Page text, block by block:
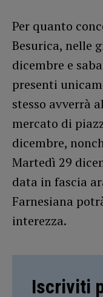
Per quanto
Besurica, nelle
dicembre e
presenti
stesso avverrà
mercato di
dicembre,
Martedì 29
data in fascia
Farnesiana
interezza.
Iscriviti